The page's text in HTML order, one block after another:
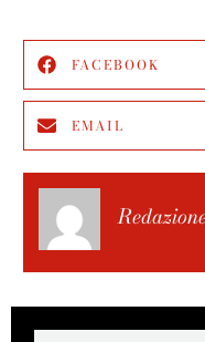
FACEBOOK
EMAIL